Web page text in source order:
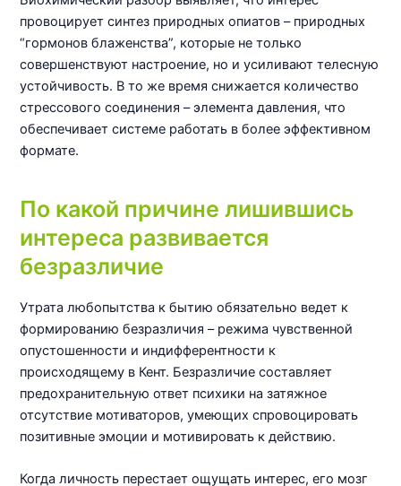
провоцирует синтез природных опиатов – природных
“гормонов блаженства”, которые не только
совершенствуют настроение, но и усиливают телесную
устойчивость. В то же время снижается количество
стрессового соединения – элемента давления, что
обеспечивает системе работать в более эффективном
формате.
По какой причине лишившись
интереса развивается
безразличие
Утрата любопытства к бытию обязательно ведет к
формированию безразличия – режима чувственной
опустошенности и индифферентности к
происходящему в Кент. Безразличие составляет
предохранительную ответ психики на затяжное
отсутствие мотиваторов, умеющих спровоцировать
позитивные эмоции и мотивировать к действию.
Когда личность перестает ощущать интерес, его мозг